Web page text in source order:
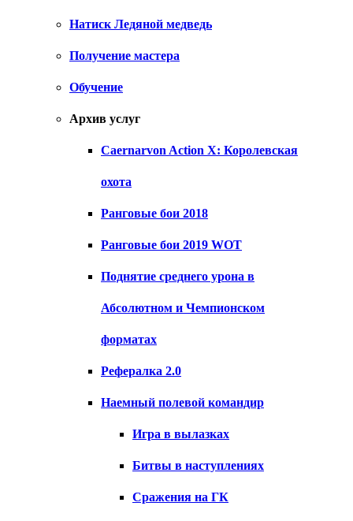
Натиск Ледяной медведь
Получение мастера
Обучение
Архив услуг
Caernarvon Action X: Королевская
охота
Ранговые бои 2018
Ранговые бои 2019 WOT
Поднятие среднего урона в
Абсолютном и Чемпионском
форматах
Рефералка 2.0
Наемный полевой командир
Игра в вылазках
Битвы в наступлениях
Сражения на ГК